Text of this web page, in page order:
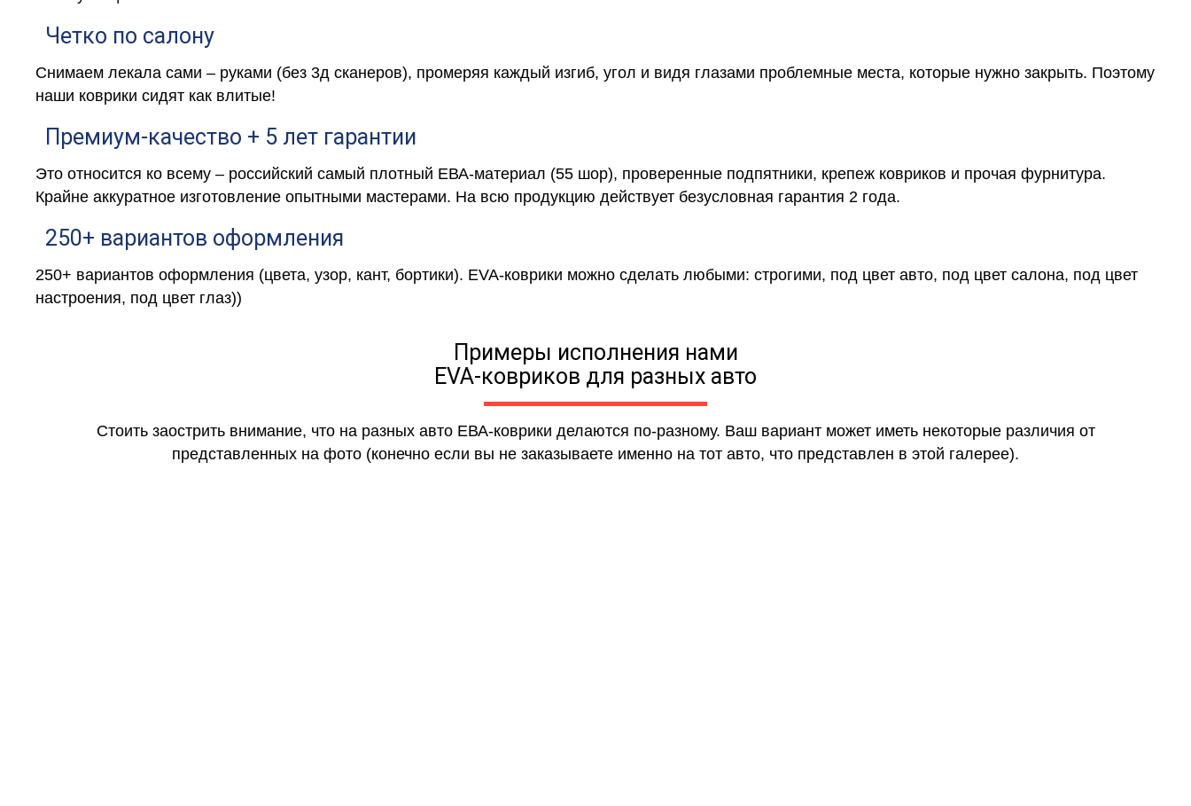
Четко по салону
Снимаем лекала сами – руками (без 3д сканеров), промеряя каждый изгиб, угол и видя глазами проблемные места, которые нужно закрыть. Поэтому
наши коврики сидят как влитые!
Премиум-качество + 5 лет гарантии
Это относится ко всему – российский самый плотный ЕВА-материал (55 шор), проверенные подпятники, крепеж ковриков и прочая фурнитура.
Крайне аккуратное изготовление опытными мастерами. На всю продукцию действует безусловная гарантия 2 года.
250+ вариантов оформления
250+ вариантов оформления (цвета, узор, кант, бортики). EVA-коврики можно сделать любыми: строгими, под цвет авто, под цвет салона, под цвет
настроения, под цвет глаз))
Примеры исполнения нами
EVA-ковриков для разных авто
Стоить заострить внимание, что на разных авто ЕВА-коврики делаются по-разному. Ваш вариант может иметь некоторые различия от
представленных на фото (конечно если вы не заказываете именно на тот авто, что представлен в этой галерее).